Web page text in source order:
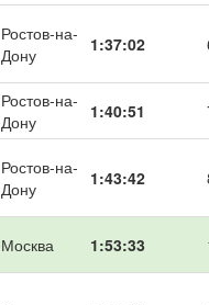
Ростов-на-
Дону
1:37:02
Ростов-на-
Дону
1:40:51
Ростов-на-
Дону
1:43:42
Москва 1:53:33